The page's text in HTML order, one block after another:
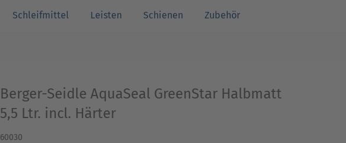
Schleifmittel Leisten Schienen Zubehör
Berger-Seidle AquaSeal GreenStar Halbmatt
5,5 Ltr. incl. Härter
60030